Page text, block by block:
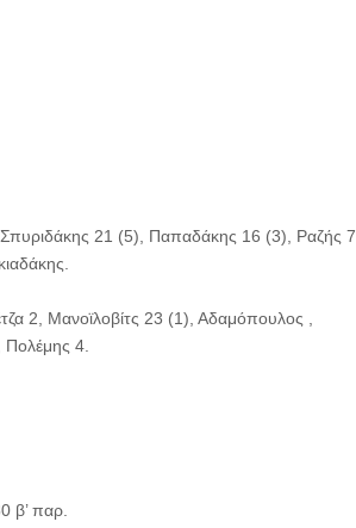
21 (5), Παπαδάκης 16 (3), Ραζής 7
2, Μανοϊλοβίτς 23 (1), Αδαμόπουλος ,
4.
β’ παρ.